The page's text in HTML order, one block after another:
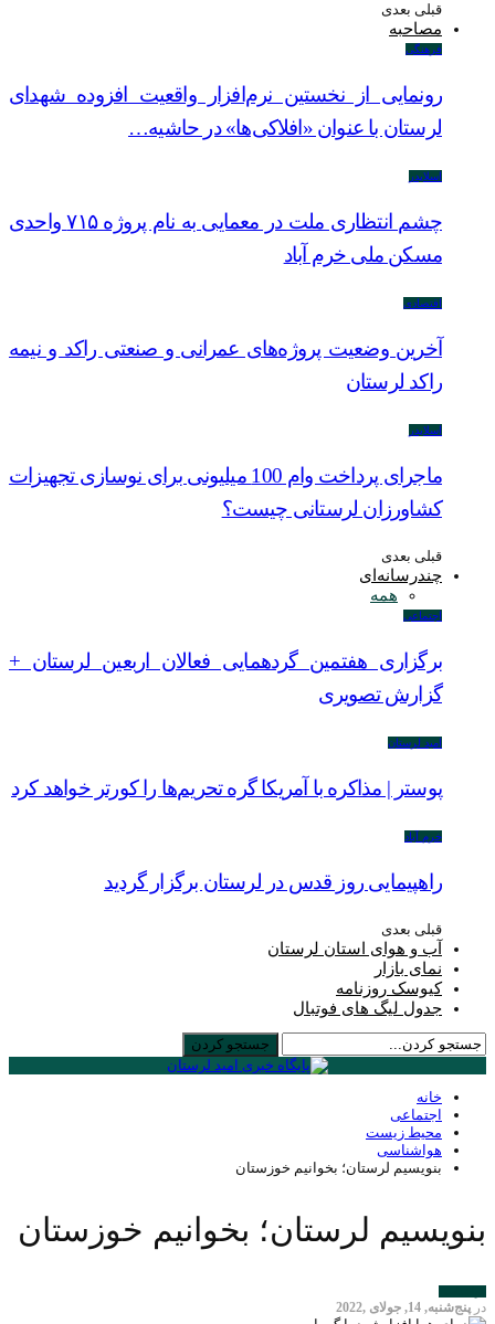
قبلی بعدی
مصاحبه
فرهنگی
رونمایی از نخستین نرم‌افزار واقعیت افزوده شهدای
لرستان با عنوان «افلاکی‌ها» در حاشیه…
اسلایدر
چشم انتظاری ملت در معمایی به نام پروژه ۷۱۵ واحدی
مسکن ملی خرم آباد
اقتصادی
آخرین وضعیت پروژه‌های عمرانی و صنعتی راکد و نیمه
راکد لرستان
اسلایدر
ماجرای پرداخت وام 100 میلیونی برای نوسازی تجهیزات
کشاورزان لرستانی چیست؟
قبلی بعدی
چندرسانه‌ای
همه
اجتماعی
برگزاری هفتمین گردهمایی فعالان اربعین لرستان +
گزارش تصویری
امید لرستان
پوستر | مذاکره با آمریکا گره تحریم‌ها را کورتر خواهد کرد
خرم آباد
راهپیمایی روز قدس در لرستان برگزار گردید
قبلی بعدی
آب و هوای استان لرستان
نمای بازار
کیوسک روزنامه
جدول لیگ های فوتبال
خانه
اجتماعی
محیط زیست
هواشناسی
بنویسیم لرستان؛ بخوانیم خوزستان
بنویسیم لرستان؛ بخوانیم خوزستان
در پنج‌شنبه, 14, جولای ,2022